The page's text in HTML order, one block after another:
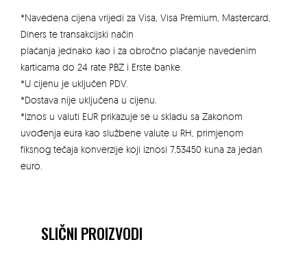
*Navedena cijena vrijedi za Visa, Visa Premium, Mastercard,
Diners te transakcijski način
plaćanja jednako kao i za obročno plaćanje navedenim
karticama do 24 rate PBZ i Erste banke.
*U cijenu je uključen PDV.
*Dostava nije uključena u cijenu.
*Iznos u valuti EUR prikazuje se u skladu sa Zakonom
uvođenja eura kao službene valute u RH, primjenom
fiksnog tečaja konverzije koji iznosi 7,53450 kuna za jedan
euro.
SLIČNI PROIZVODI